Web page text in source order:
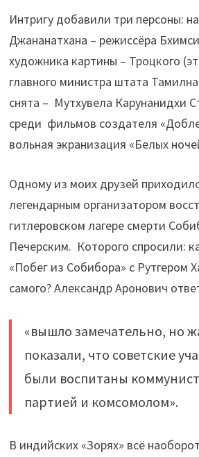
Интригу добавили три персоны:
Джананатхана – режиссёра
художника картины – Троцкого
главного министра штата
снята – Мутхувела Карунанидхи
среди фильмов создателя
вольная экранизация «Белых
Одному из моих друзей
легендарным организатором
гитлеровском лагере смерти
Печерским. Которого спросили:
«Побег из Собибора» с Рутгером
самого? Александр Аронович
«вышло замечательно, но
показали, что советские
были воспитаны
партией и комсомолом».
В индийских «Зорях» всё